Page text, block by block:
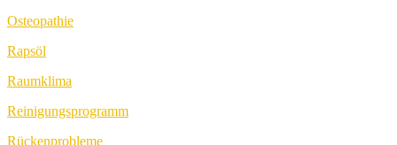
Osteopathie
Rapsöl
Raumklima
Reinigungsprogramm
Rückenprobleme